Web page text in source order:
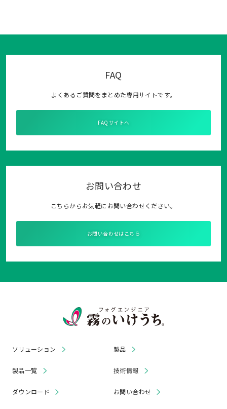
FAQ
よくあるご質問をまとめた専用サイトです。
FAQサイトへ
お問い合わせ
こちらからお気軽にお問い合わせください。
お問い合わせはこちら
ソリューション 製品
製品一覧 技術情報
ダウンロード お問い合わせ